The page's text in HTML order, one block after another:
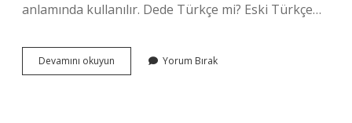
anlamında kullanılır. Dede Türkçe mi? Eski Türkçe…
Devamını okuyun
Türkçe
Yorum Bırak